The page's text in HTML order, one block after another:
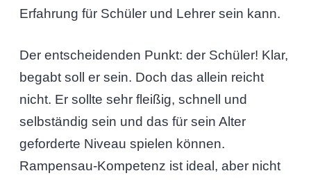
Erfahrung für Schüler und Lehrer sein kann.
Der entscheidenden Punkt: der Schüler! Klar,
begabt soll er sein. Doch das allein reicht
nicht. Er sollte sehr fleißig, schnell und
selbständig sein und das für sein Alter
geforderte Niveau spielen können.
Rampensau-Kompetenz ist ideal, aber nicht